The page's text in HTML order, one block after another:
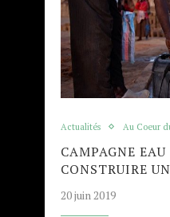
Actualités Au Coeur
CAMPAGNE
CONSTRUIRE
20 juin 2019